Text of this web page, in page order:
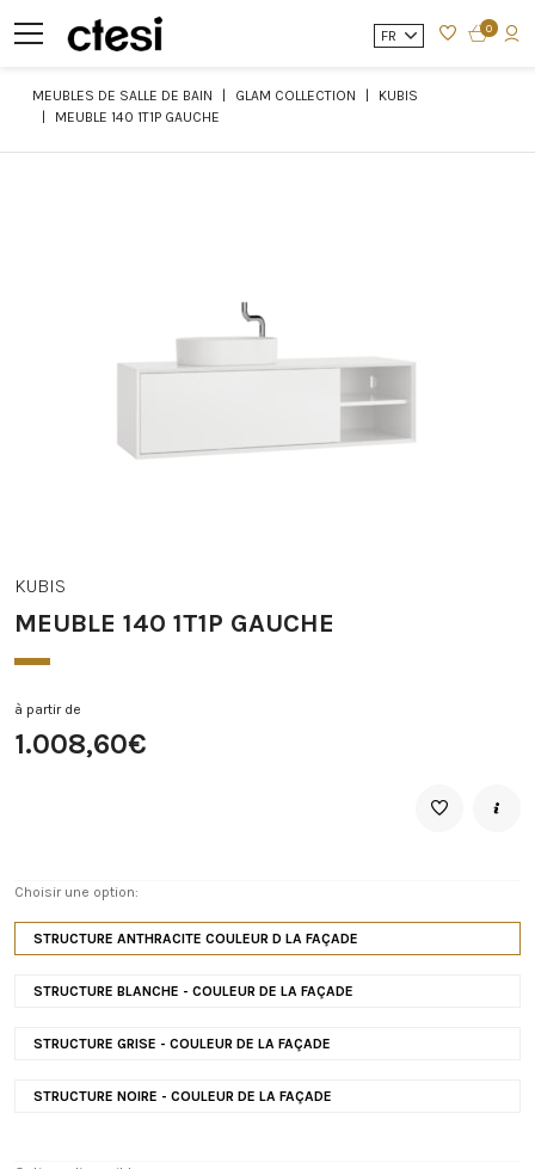
FR 0
MEUBLES DE SALLE DE BAIN GLAM COLLECTION
KUBIS
MEUBLE 140 1T1P GAUCHE
KUBIS
MEUBLE 140 1T1P GAUCHE
à partir de
1.008,60€
Choisir une option:
STRUCTURE ANTHRACITE COULEUR D LA FAÇADE
STRUCTURE BLANCHE - COULEUR DE LA FAÇADE
STRUCTURE GRISE - COULEUR DE LA FAÇADE
STRUCTURE NOIRE - COULEUR DE LA FAÇADE